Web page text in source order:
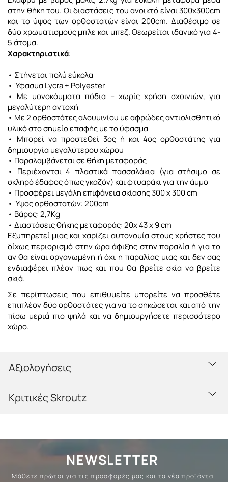
στην θήκη του. Οι διαστάσεις του ανοικτό είναι 300x300cm
και το ύψος των ορθοστατών είναι 200cm. Διαθέσιμο σε
δύο χρωματισμούς μπλε και μπεζ. Θεωρείται ιδανικό για 4-
5 άτομα.
Χαρακτηριστικά:
• Στήνεται πολύ εύκολα
• Ύφασμα Lycra + Polyester
• Με μονοκόμματα πόδια – χωρίς χρήση σχοινιών, για
μεγαλύτερη αντοχή
• Με 2 ορθοστάτες αλουμινίου με αφρώδες αντιολισθητικό
υλικό στο σημείο επαφήςμε το ύφασμα
• Μπορεί να προστεθεί 3ος ή και 4ος ορθοστάτης για
δημιουργία μεγαλύτερου χώρου
• Παραλαμβάνεται σε θήκη μεταφοράς
• Περιέχονται 4 πλαστικά πασσαλάκια (για στήσιμο σε
σκληρό έδαφος όπως γκαζόν) και φτυαράκι για την άμμο
• Προσφέρει μεγάλη επιφάνεια σκίασης 300 x 300 cm
• Ύψος ορθοστατών: 200cm
• Βάρος: 2,7Kg
• Διαστάσεις θήκης μεταφοράς: 20x 43 x 9 cm
Εξυπηρετεί μιας και χαρίζει αυτονομία στους χρήστες του
δίχως περιορισμό στην ώρα άφιξης στην παραλία ή για το
αν θα είναι οργανωμένη ή όχι η παραλίας μιας και δεν σας
ενδιαφέρει πλέον πως και που θα βρείτε σκία να βρείτε
σκιά.
Σε περίπτωσεις που επιθυμείτε μπορείτε να προσθέτε
επιπλέον δύο ορθοστάτες για να το σηκώσεται και από την
πίσω μεριά πιο ψηλά και να δημιουργήσετε περισσότερο
χώρο.
Αξιολογήσεις
Κριτικές Skroutz
NEWSLETTER
Μάθετε πρώτοι για τις προσφορές μας και τα νέα προϊόντα